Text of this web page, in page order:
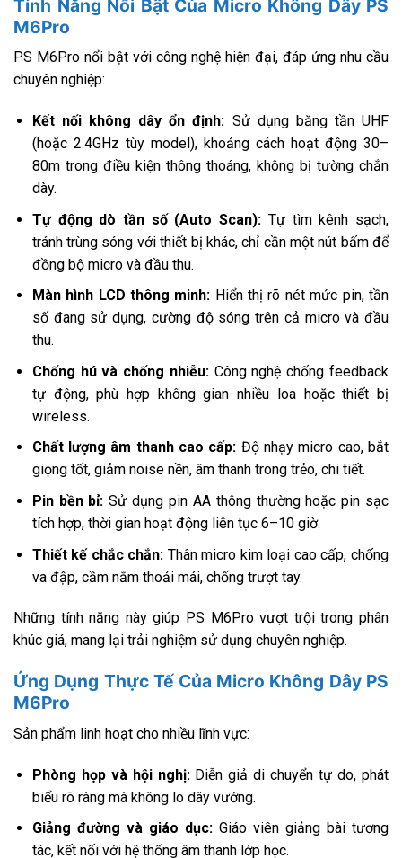
Tính Năng Nổi Bật Của Micro Không Dây PS
M6Pro
PS M6Pro nổi bật với công nghệ hiện đại, đáp ứng nhu cầu
chuyên nghiệp:
Kết nối không dây ổn định: Sử dụng băng tần UHF
(hoặc 2.4GHz tùy model), khoảng cách hoạt động 30–
80m trong điều kiện thông thoáng, không bị tường chắn
dày.
Tự động dò tần số (Auto Scan): Tự tìm kênh sạch,
tránh trùng sóng với thiết bị khác, chỉ cần một nút bấm để
đồng bộ micro và đầu thu.
Màn hình LCD thông minh: Hiển thị rõ nét mức pin, tần
số đang sử dụng, cường độ sóng trên cả micro và đầu
thu.
Chống hú và chống nhiễu:Công nghệ chống feedback
tự động, phù hợp không gian nhiều loa hoặc thiết bị
wireless.
Chất lượng âm thanh cao cấp: Độ nhạy micro cao, bắt
giọng tốt, giảm noise nền, âm thanh trong trẻo, chi tiết.
Pin bền bỉ: Sử dụng pin AA thông thường hoặc pin sạc
tích hợp, thời gian hoạt động liên tục 6–10 giờ.
Thiết kế chắc chắn: Thân micro kim loại cao cấp, chống
va đập, cầm nắm thoải mái, chống trượt tay.
Những tính năng này giúp PS M6Pro vượt trội trong phân
khúc giá, mang lại trải nghiệm sử dụng chuyên nghiệp.
Ứng Dụng Thực Tế Của Micro Không Dây PS
M6Pro
Sản phẩm linh hoạt cho nhiều lĩnh vực:
Phòng họp và hội nghị:Diễn giả di chuyển tự do, phát
biểu rõ ràng mà không lo dây vướng.
Giảng đường và giáo dục:Giáo viên giảng bài tương
tác, kết nối với hệ thống âm thanh lớp học.